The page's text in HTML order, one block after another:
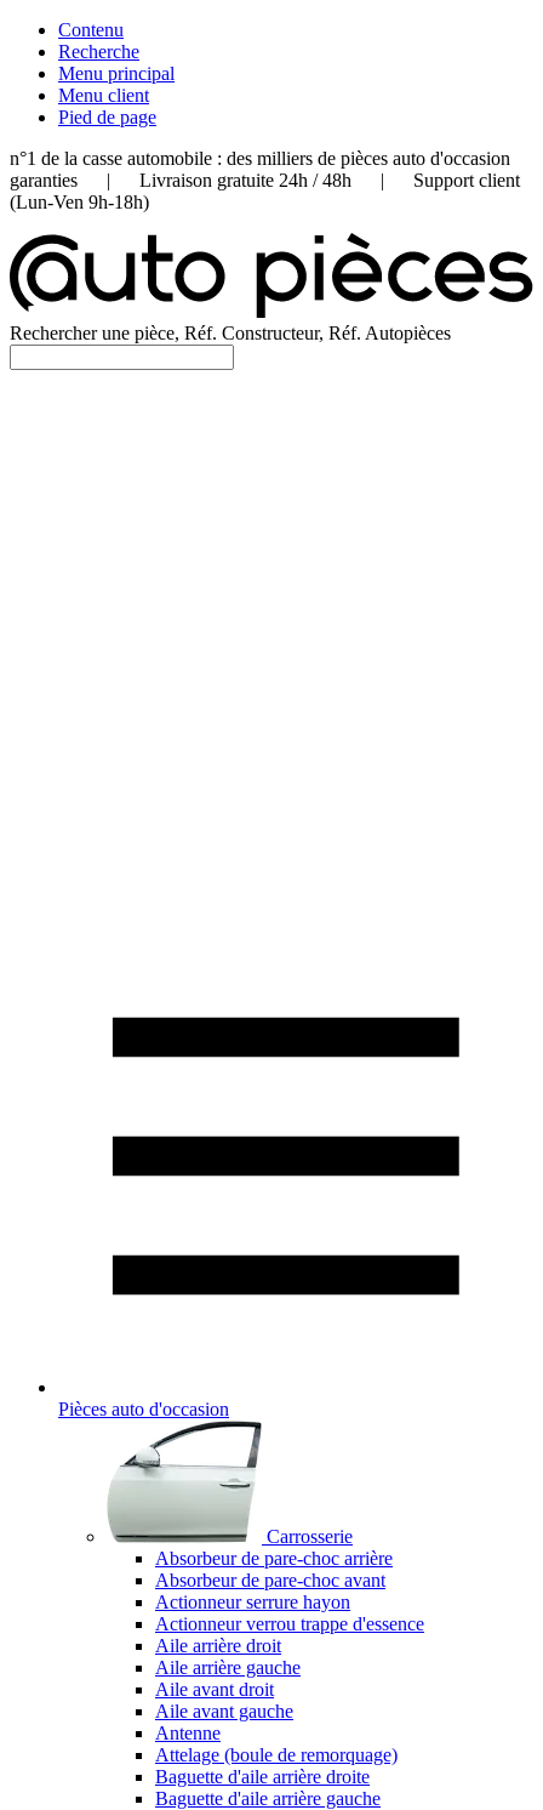
Contenu
Recherche
Menu principal
Menu client
Pied de page
n°1 de la casse automobile : des milliers de pièces auto d'occasion
garanties | Livraison gratuite 24h / 48h | Support client
(Lun-Ven 9h-18h)
Rechercher une pièce, Réf. Constructeur, Réf. Autopièces
Pièces auto d'occasion
Carrosserie
Absorbeur de pare-choc arrière
Absorbeur de pare-choc avant
Actionneur serrure hayon
Actionneur verrou trappe d'essence
Aile arrière droit
Aile arrière gauche
Aile avant droit
Aile avant gauche
Antenne
Attelage (boule de remorquage)
Baguette d'aile arrière droite
Baguette d'aile arrière gauche